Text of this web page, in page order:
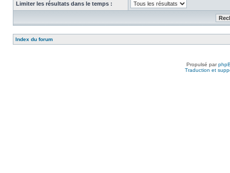
Limiter les résultats dans le temps :
Index du forum
Propulsé par
Traduction et